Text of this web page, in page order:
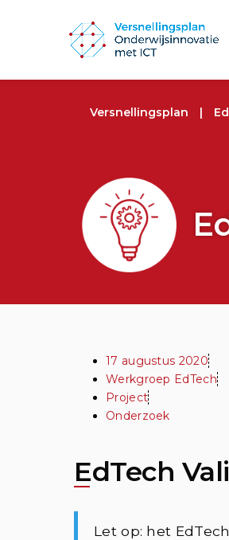
Versnellingsplan |
17 augustus 2020
Werkgroep EdTech
Project
Onderzoek
EdTech
Let op: het